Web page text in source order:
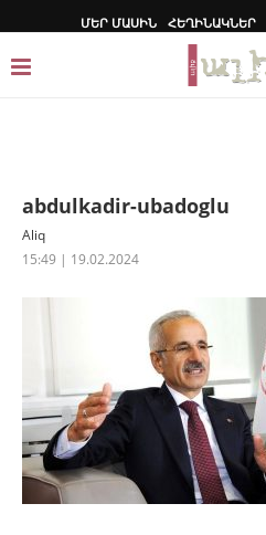
ՄԵՐ ՄԱՍԻՆ ՀԵՂԻՆԱԿՆԵՐ
abdulkadir-ubadoglu
Aliq
15:49 | 19.02.2024